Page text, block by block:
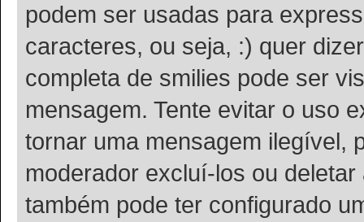
podem ser usadas para
caracteres, ou seja, :) quer
completa de smilies pode ser
mensagem. Tente evitar o uso
tornar uma mensagem ilegível,
moderador excluí-los ou
também pode ter configurado